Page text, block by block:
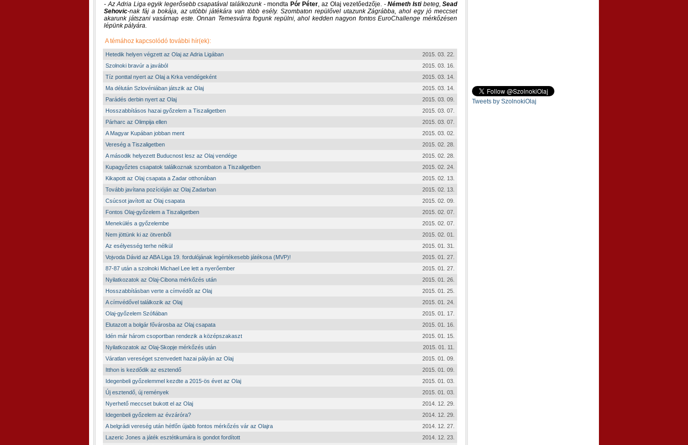
- Az Adria Liga egyik legerősebb csapatával találkozunk- mondta Pór Péter, az Olaj vezetőedzője. -Németh Istibeteg,Sead
Sehovic-nak fáj a bokája, az utóbbi játékára van több esély. Szombaton repülővel utazunk Zágrábba, ahol egy jó meccset
akarunk játszani vasárnap este. Onnan Temesvárra fogunk repülni, ahol kedden nagyon fontos EuroChallenge mérkőzésen
lépünk pályára.
A témához kapcsolódó további hír(ek):
Hetedik helyen végzett az Olaj az Adria Ligában
2015. 03. 22.
Szolnoki bravúr a javából
2015. 03. 16.
Tíz ponttal nyert az Olaj a Krka vendégeként
2015. 03. 14.
Ma délután Szlovéniában játszik az Olaj
2015. 03. 14.
Parádés derbin nyert az Olaj
2015. 03. 09.
Hosszabbításos hazai győzelem a Tiszaligetben
2015. 03. 07.
Párharc az Olimpija ellen
2015. 03. 07.
A Magyar Kupában jobban ment
2015. 03. 02.
Vereség a Tiszaligetben
2015. 02. 28.
A második helyezett Buducnost lesz az Olaj vendége
2015. 02. 28.
Kupagyőztes csapatok találkoznak szombaton a Tiszaligetben
2015. 02. 24.
Kikapott az Olaj csapata a Zadar otthonában
2015. 02. 13.
Tovább javítana pozícióján az Olaj Zadarban
2015. 02. 13.
Csúcsot javított az Olaj csapata
2015. 02. 09.
Fontos Olaj-győzelem a Tiszaligetben
2015. 02. 07.
Menekülés a győzelembe
2015. 02. 07.
Nem jöttünk ki az ötvenből
2015. 02. 01.
Az esélyesség terhe nélkül
2015. 01. 31.
Vojvoda Dávid az ABA Liga 19. fordulójának legértékesebb játékosa (MVP)!
2015. 01. 27.
87-87 után a szolnoki Michael Lee lett a nyerőember
2015. 01. 27.
Nyilatkozatok az Olaj-Cibona mérkőzés után
2015. 01. 26.
Hosszabbításban verte a címvédőt az Olaj
2015. 01. 25.
A címvédővel találkozik az Olaj
2015. 01. 24.
Olaj-győzelem Szófiában
2015. 01. 17.
Elutazott a bolgár fővárosba az Olaj csapata
2015. 01. 16.
Idén már három csoportban rendezik a középszakaszt
2015. 01. 15.
Nyilatkozatok az Olaj-Skopje mérkőzés után
2015. 01. 11.
Váratlan vereséget szenvedett hazai pályán az Olaj
2015. 01. 09.
Itthon is kezdődik az esztendő
2015. 01. 09.
Idegenbeli győzelemmel kezdte a 2015-ös évet az Olaj
2015. 01. 03.
Új esztendő, új remények
2015. 01. 03.
Nyerhető meccset bukott el az Olaj
2014. 12. 29.
Idegenbeli győzelem az évzáróra?
2014. 12. 29.
A belgrádi vereség után hétfőn újabb fontos mérkőzés vár az Olajra
2014. 12. 27.
Lazeric Jones a játék esztétikumára is gondot fordított
2014. 12. 23.
Tweets by SzolnokiOlaj